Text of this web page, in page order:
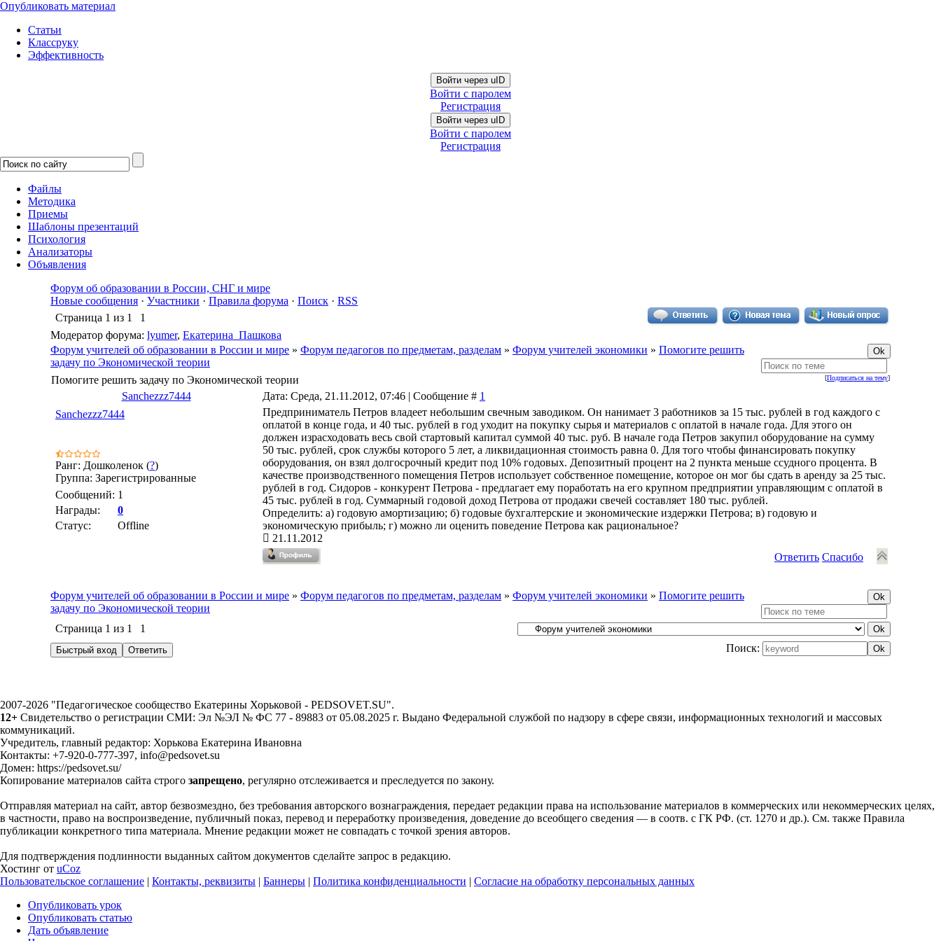
Опубликовать материал
Статьи
Классруку
Эффективность
Войти через uID
Войти с паролем
Регистрация
Войти через uID
Войти с паролем
Регистрация
Файлы
Методика
Приемы
Шаблоны презентаций
Психология
Анализаторы
Объявления
Форум об образовании в России, СНГ и мире
Новые сообщения · Участники · Правила форума · Поиск · RSS
Страница 1 из 1
1
Модератор форума: lyumer, Екатерина_Пашкова
Форум учителей об образовании в России и мире » Форум педагогов по предметам, разделам » Форум учителей экономики » Помогите решить
задачу по Экономической теории
[Подписаться на тему]
Помогите решить задачу по Экономической теории
Sanchezzz7444
Дата: Среда, 21.11.2012, 07:46 | Сообщение # 1
Sanchezzz7444
Ранг: Дошколенок (?)
Группа: Зарегистрированные
Сообщений: 1
Награды:
0
Статус:
Offline
Предприниматель Петров владеет небольшим свечным заводиком. Он нанимает 3 работников за 15 тыс. рублей в год каждого с
оплатой в конце года, и 40 тыс. рублей в год уходит на покупку сырья и материалов с оплатой в начале года. Для этого он
должен израсходовать весь свой стартовый капитал суммой 40 тыс. руб. В начале года Петров закупил оборудование на сумму
50 тыс. рублей, срок службы которого 5 лет, а ликвидационная стоимость равна 0. Для того чтобы финансировать покупку
оборудования, он взял долгосрочный кредит под 10% годовых. Депозитный процент на 2 пункта меньше ссудного процента. В
качестве производственного помещения Петров использует собственное помещение, которое он мог бы сдать в аренду за 25 тыс.
рублей в год. Сидоров - конкурент Петрова - предлагает ему поработать на его крупном предприятии управляющим с оплатой в
45 тыс. рублей в год. Суммарный годовой доход Петрова от продажи свечей составляет 180 тыс. рублей.
Определить: а) годовую амортизацию; б) годовые бухгалтерские и экономические издержки Петрова; в) годовую и
экономическую прибыль; г) можно ли оценить поведение Петрова как рациональное?
21.11.2012
Ответить Спасибо
Форум учителей об образовании в России и мире » Форум педагогов по предметам, разделам » Форум учителей экономики » Помогите решить
задачу по Экономической теории
Страница 1 из 1
1
Поиск:
2007-2026 "Педагогическое сообщество Екатерины Хорьковой - PEDSOVET.SU".
12+ Свидетельство о регистрации СМИ: Эл №ЭЛ № ФС 77 - 89883 от 05.08.2025 г. Выдано Федеральной службой по надзору в сфере связи, информационных технологий и массовых
коммуникаций.
Учредитель, главный редактор: Хорькова Екатерина Ивановна
Контакты: +7-920-0-777-397, info@pedsovet.su
Домен: https://pedsovet.su/
Копирование материалов сайта строго запрещено, регулярно отслеживается и преследуется по закону.
Отправляя материал на сайт, автор безвозмездно, без требования авторского вознаграждения, передает редакции права на использование материалов в коммерческих или некоммерческих целях,
в частности, право на воспроизведение, публичный показ, перевод и переработку произведения, доведение до всеобщего сведения — в соотв. с ГК РФ. (ст. 1270 и др.). См. также Правила
публикации конкретного типа материала. Мнение редакции может не совпадать с точкой зрения авторов.
Для подтверждения подлинности выданных сайтом документов сделайте запрос в редакцию.
Хостинг от uCoz
Пользовательское соглашение | Контакты, реквизиты | Баннеры | Политика конфиденциальности | Согласие на обработку персональных данных
Опубликовать урок
Опубликовать статью
Дать объявление